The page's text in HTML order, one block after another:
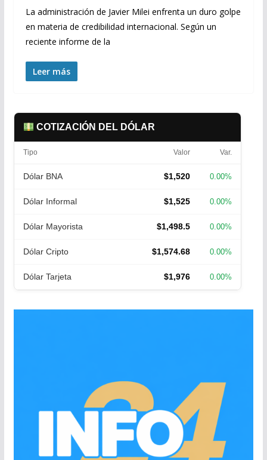
La administración de Javier Milei enfrenta un duro golpe
en materia de credibilidad internacional. Según un
reciente informe de la
Leer más
COTIZACIÓN DEL DÓLAR
Tipo Valor Var.
Dólar BNA $1,520 0.00%
Dólar Informal $1,525 0.00%
Dólar Mayorista $1,498.5 0.00%
Dólar Cripto $1,574.68 0.00%
Dólar Tarjeta $1,976 0.00%